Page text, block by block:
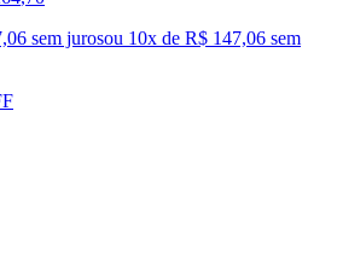
sem jurosou 10x de R$ 147,06 sem